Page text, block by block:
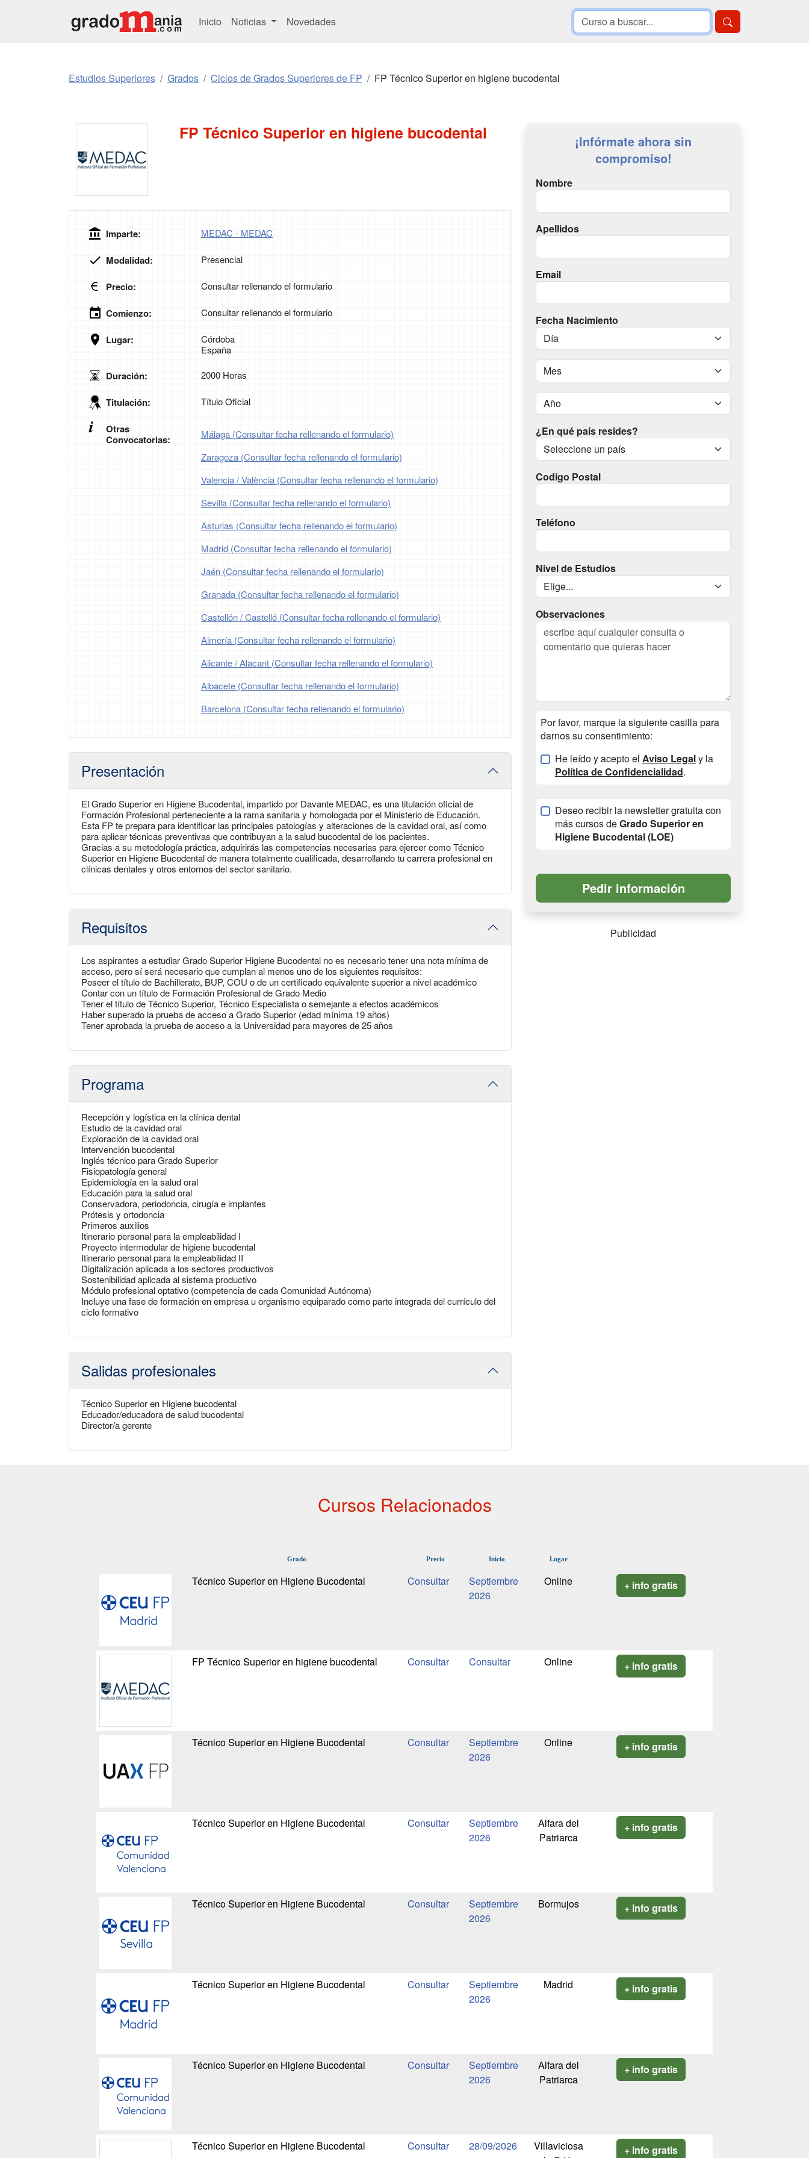
Inicio Noticias Novedades
Estudios Superiores Grados Ciclos de Grados Superiores de FP FP Técnico Superior en higiene bucodental
FP Técnico Superior en higiene bucodental
Imparte: MEDAC - MEDAC
Modalidad: Presencial
Precio: Consultar rellenando el formulario
Comienzo: Consultar rellenando el formulario
Lugar:
Córdoba
España
Duración: 2000 Horas
Titulación: Título Oficial
Otras
Convocatorias:
Málaga (Consultar fecha rellenando el formulario)
Zaragoza (Consultar fecha rellenando el formulario)
Valencia / València (Consultar fecha rellenando el formulario)
Sevilla (Consultar fecha rellenando el formulario)
Asturias (Consultar fecha rellenando el formulario)
Madrid (Consultar fecha rellenando el formulario)
Jaén (Consultar fecha rellenando el formulario)
Granada (Consultar fecha rellenando el formulario)
Castellón / Castelló (Consultar fecha rellenando el formulario)
Almería (Consultar fecha rellenando el formulario)
Alicante / Alacant (Consultar fecha rellenando el formulario)
Albacete (Consultar fecha rellenando el formulario)
Barcelona (Consultar fecha rellenando el formulario)
Presentación
El Grado Superior en Higiene Bucodental, impartido por Davante MEDAC, es una titulación oficial de
Formación Profesional perteneciente a la rama sanitaria y homologada por el Ministerio de Educación.
Esta FP te prepara para identificar las principales patologías y alteraciones de la cavidad oral, así como
para aplicar técnicas preventivas que contribuyan a la salud bucodental de los pacientes.
Gracias a su metodología práctica, adquirirás las competencias necesarias para ejercer como Técnico
Superior en Higiene Bucodental de manera totalmente cualificada, desarrollando tu carrera profesional en
clínicas dentales y otros entornos del sector sanitario.
Requisitos
Los aspirantes a estudiar Grado Superior Higiene Bucodental no es necesario tener una nota mínima de
acceso, pero sí será necesario que cumplan al menos uno de los siguientes requisitos:
Poseer el título de Bachillerato, BUP, COU o de un certificado equivalente superior a nivel académico
Contar con un título de Formación Profesional de Grado Medio
Tener el título de Técnico Superior, Técnico Especialista o semejante a efectos académicos
Haber superado la prueba de acceso a Grado Superior (edad mínima 19 años)
Tener aprobada la prueba de acceso a la Universidad para mayores de 25 años
Programa
Recepción y logística en la clínica dental
Estudio de la cavidad oral
Exploración de la cavidad oral
Intervención bucodental
Inglés técnico para Grado Superior
Fisiopatología general
Epidemiología en la salud oral
Educación para la salud oral
Conservadora, periodoncia, cirugía e implantes
Prótesis y ortodoncia
Primeros auxilios
Itinerario personal para la empleabilidad I
Proyecto intermodular de higiene bucodental
Itinerario personal para la empleabilidad II
Digitalización aplicada a los sectores productivos
Sostenibilidad aplicada al sistema productivo
Módulo profesional optativo (competencia de cada Comunidad Autónoma)
Incluye una fase de formación en empresa u organismo equiparado como parte integrada del currículo del
ciclo formativo
Salidas profesionales
Técnico Superior en Higiene bucodental
Educador/educadora de salud bucodental
Director/a gerente
¡Infórmate ahora sin
compromiso!
Nombre
Apellidos
Email
Fecha Nacimiento
¿En qué país resides?
Codigo Postal
Teléfono
Nivel de Estudios
Observaciones
Por favor, marque la siguiente casilla para
darnos su consentimiento:
He leído y acepto el Aviso Legaly la
Política de Confidencialidad.
Deseo recibir la newsletter gratuita con
más cursos deGrado Superior en
Higiene Bucodental (LOE)
Publicidad
Cursos Relacionados
Grado Precio Inicio Lugar
Técnico Superior en Higiene Bucodental
Septiembre
2026
Online + info gratis
FP Técnico Superior en higiene bucodental Online + info gratis
Técnico Superior en Higiene Bucodental
Septiembre
2026
Online + info gratis
Técnico Superior en Higiene Bucodental
Septiembre
2026
Alfara del
Patriarca
+ info gratis
Técnico Superior en Higiene Bucodental
Septiembre
2026
Bormujos + info gratis
Técnico Superior en Higiene Bucodental
Septiembre
2026
Madrid + info gratis
Técnico Superior en Higiene Bucodental
Septiembre
2026
Alfara del
Patriarca
+ info gratis
Técnico Superior en Higiene Bucodental 28/09/2026
Villaviciosa
+ info gratis